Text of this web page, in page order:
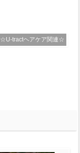
☆U-tractヘアケア関連☆